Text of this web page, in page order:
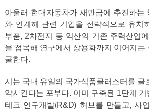
아울러 현대자동차가 새만금에 추진하는
와 연계해 관련 기업을 전략적으로 유치
부품, 2차전지 등 익산의 기존 주력산업
을 접목해 연구에서 상용화까지 이어지는
굴한다.
시는 국내 유일의 국가식품클러스터를 글
약시킨다는 포부다. 이미 구축된 1단계
테크 연구개발(R&D) 허브를 만들고, 사